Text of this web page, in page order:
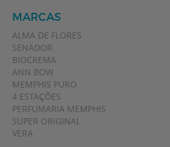
MARCAS
ALMA DE FLORES
SENADOR
BIOCREMA
ANN BOW
MEMPHIS PURO
4 ESTAÇÕES
PERFUMARIA MEMPHIS
SUPER ORIGINAL
VERA